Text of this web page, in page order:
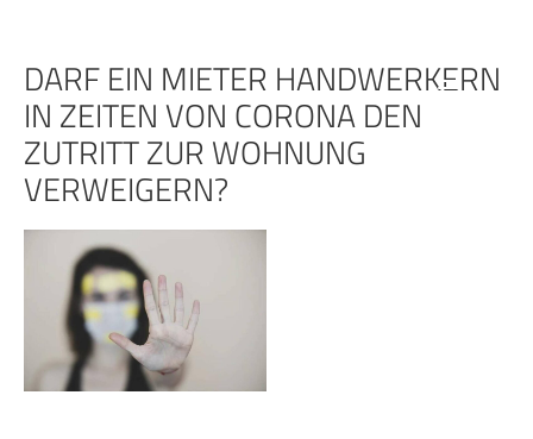
springenDARF EIN MIETER HANDWERKERN
IN ZEITEN VON CORONA DEN
ZUTRITT ZUR WOHNUNG
VERWEIGERN?